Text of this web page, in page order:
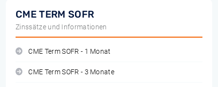
CME TERM SOFR
Zinssätze und Informationen
CME Term SOFR - 1 Monat
CME Term SOFR - 3 Monate